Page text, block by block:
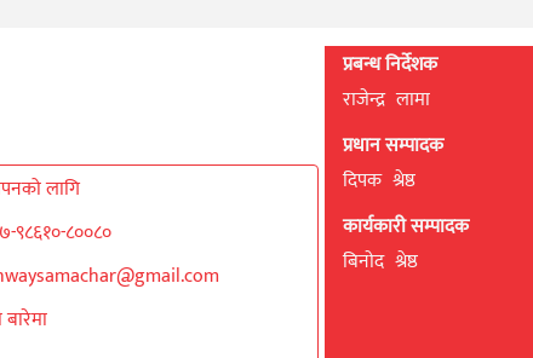
लागि
९८६१०-८००८०
बारेमा
प्रबन्ध निर्देशक
राजेन्द्र लामा
प्रधान सम्पादक
दिपक श्रेष्ठ
कार्यकारी सम्पादक
बिनाेद श्रेष्ठ